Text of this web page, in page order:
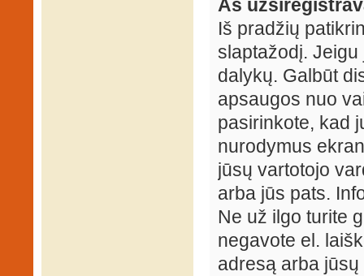
Aš
Iš pradžių
slaptažodį.
dalykų. Galbūt
apsaugos nuo
pasirinkote, kad
nurodymus
jūsų vartotojo
arba jūs pats.
Ne už ilgo turite
negavote el.
adresą arba